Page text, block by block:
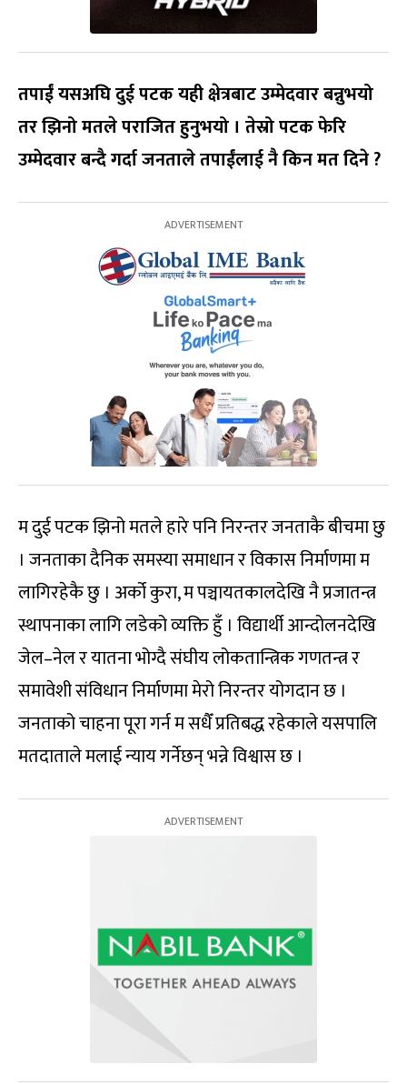
तपाईं यसअघि दुई पटक यही क्षेत्रबाट उम्मेदवार बन्नुभयो
तर झिनो मतले पराजित हुनुभयो । तेस्रो पटक फेरि
उम्मेदवार बन्दै गर्दा जनताले तपाईंलाई नै किन मत दिने ?
म दुई पटक झिनो मतले हारे पनि निरन्तर जनताकै बीचमा छु
। जनताका दैनिक समस्या समाधान र विकास निर्माणमा म
लागिरहेकै छु । अर्को कुरा, म पञ्चायतकालदेखि नै प्रजातन्त्र
स्थापनाका लागि लडेको व्यक्ति हुँ । विद्यार्थी आन्दोलनदेखि
जेल–नेल र यातना भोग्दै संघीय लोकतान्त्रिक गणतन्त्र र
समावेशी संविधान निर्माणमा मेरो निरन्तर योगदान छ ।
जनताको चाहना पूरा गर्न म सधैँ प्रतिबद्ध रहेकाले यसपालि
मतदाताले मलाई न्याय गर्नेछन् भन्ने विश्वास छ ।